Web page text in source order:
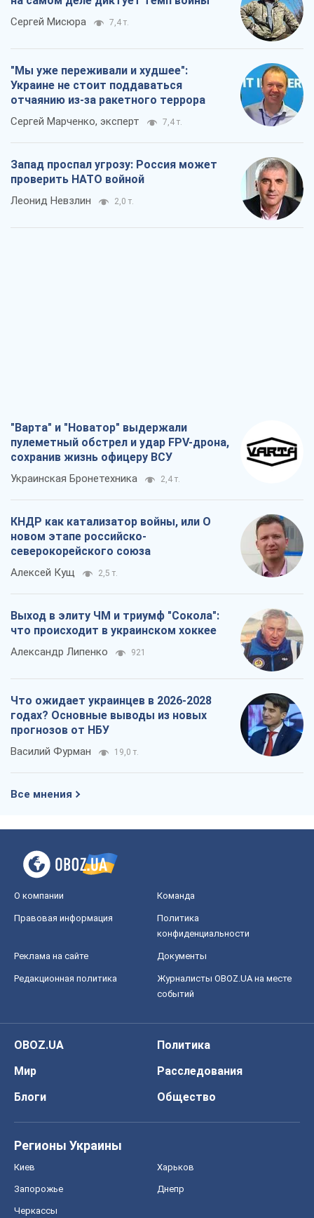
Сергей Мисюра 7,4 т.
"Мы уже переживали и худшее":
Украине не стоит поддаваться
отчаянию из-за ракетного террора
Сергей Марченко, эксперт 7,4 т.
Запад проспал угрозу: Россия может
проверить НАТО войной
Леонид Невзлин 2,0 т.
"Варта" и "Новатор" выдержали
пулеметный обстрел и удар FPV-дрона,
сохранив жизнь офицеру ВСУ
Украинская Бронетехника 2,4 т.
КНДР как катализатор войны, или О
новом этапе российско-
северокорейского союза
Алексей Кущ 2,5 т.
Выход в элиту ЧМ и триумф "Сокола":
что происходит в украинском хоккее
Александр Липенко 921
Что ожидает украинцев в 2026-2028
годах? Основные выводы из новых
прогнозов от НБУ
Василий Фурман 19,0 т.
Все мнения
О компании Команда
Правовая информация
Политика
конфиденциальности
Реклама на сайте Документы
Редакционная политика
Журналисты OBOZ.UA на месте
событий
OBOZ.UA
Политика
Мир
Расследования
Блоги
Общество
Регионы Украины
Киев Харьков
Запорожье Днепр
Черкассы